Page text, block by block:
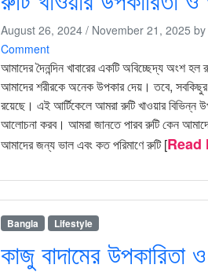
August 26, 2024 / November 21, 2025 by
Comment
আমাদের দৈনন্দিন খাবারের একটি অবিচ্ছেদ্য অংশ হল
আমাদের শরীরকে অনেক উপকার দেয়। তবে,
রয়েছে। এই আর্টিকেলে আমরা রুটি খাওয়ার বিভিন্ন
আলোচনা করব। আমরা জানতে পারব রুটি কেন
আমাদের জন্য ভাল এবং কত পরিমাণে রুটি [
Bangla Lifestyle
কাজু বাদামের উপকারিতা